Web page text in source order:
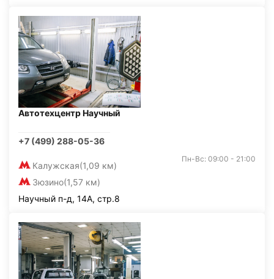
Автотехцентр Научный
+7 (499) 288-05-36
Калужская(1,09 км)
Зюзино(1,57 км)
Пн-Вс: 09:00 - 21:00
Научный п-д, 14А, стр.8